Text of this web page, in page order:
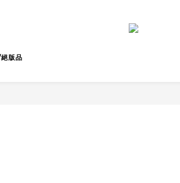
版品